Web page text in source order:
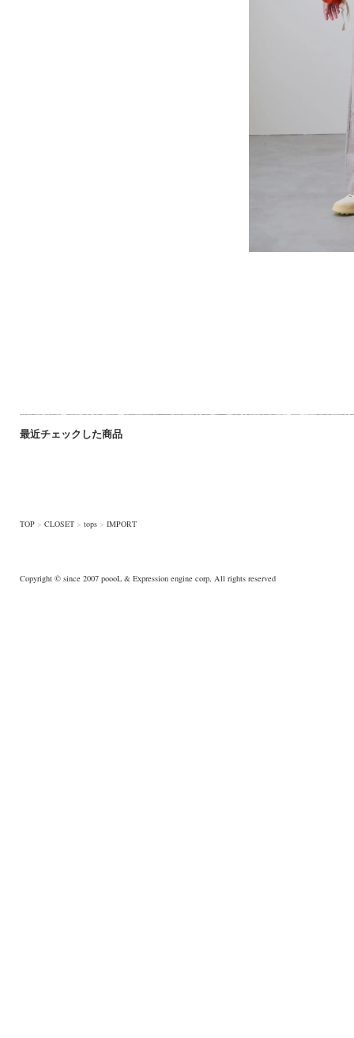
最近チェックした商品
TOP > CLOSET > tops > IMPORT
Copyright © since 2007 poooL & Expression engine corp, All rights reserved